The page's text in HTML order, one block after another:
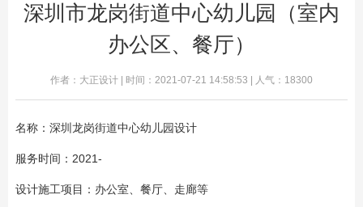
深圳市龙岗街道中心幼儿园（室内
办公区、餐厅）
作者：大正设计 | 时间：2021-07-21 14:58:53 | 人气：18300
名称：深圳龙岗街道中心幼儿园设计
服务时间：2021-
设计施工项目：办公室、餐厅、走廊等